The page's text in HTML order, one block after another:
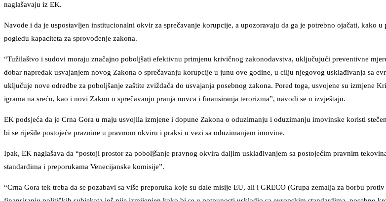
naglašavaju iz EK.
Navode i da je uspostavljen institucionalni okvir za sprečavanje korupcije, a upozoravaju da ga je potrebno ojačati, kako u
pogledu kapaciteta za sprovođenje zakona.
“Tužilaštvo i sudovi moraju značajno poboljšati efektivnu primjenu krivičnog zakonodavstva, uključujući preventivne
dobar napredak usvajanjem novog Zakona o sprečavanju korupcije u junu ove godine, u cilju njegovog usklađivanja sa
uključuje nove odredbe za poboljšanje zaštite zviždača do usvajanja posebnog zakona. Pored toga, usvojene su izmjene
igrama na sreću, kao i novi Zakon o sprečavanju pranja novca i finansiranja terorizma”, navodi se u izvještaju.
EK podsjeća da je Crna Gora u maju usvojila izmjene i dopune Zakona o oduzimanju i oduzimanju imovinske koristi
bi se riješile postojeće praznine u pravnom okviru i praksi u vezi sa oduzimanjem imovine.
Ipak, EK naglašava da “postoji prostor za poboljšanje pravnog okvira daljim usklađivanjem sa postojećim pravnim
standardima i preporukama Venecijanske komisije”.
“Crna Gora tek treba da se pozabavi sa više preporuka koje su dale misije EU, ali i GRECO (Grupa zemalja za borbu